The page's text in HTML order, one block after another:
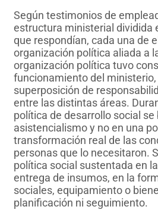
Según testimonios de
estructura ministerial dividida
que respondían, cada una de
organización política aliada a
organización política tuvo
funcionamiento del ministerio,
superposición de
entre las distintas áreas.
política de desarrollo social se
asistencialismo y no en una
transformación real de las
personas que lo necesitaron.
política social sustentada en
entrega de insumos, en la
sociales, equipamiento o
planificación ni seguimiento.